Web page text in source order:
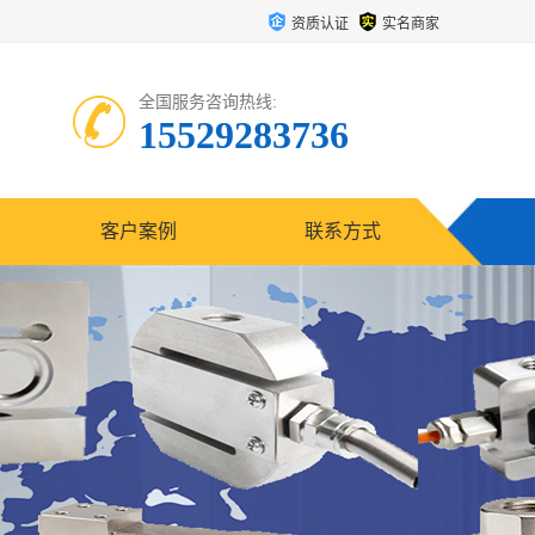
资质认证 实名商家
全国服务咨询热线:
15529283736
客户案例 联系方式